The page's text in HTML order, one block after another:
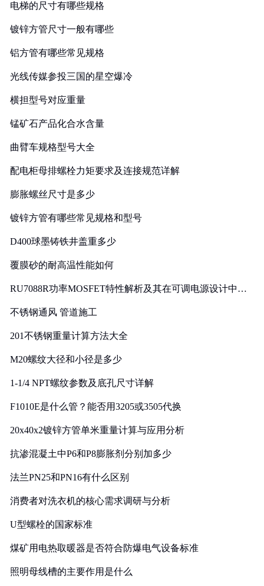
电梯的尺寸有哪些规格
镀锌方管尺寸一般有哪些
铝方管有哪些常见规格
光线传媒参投三国的星空爆冷
横担型号对应重量
锰矿石产品化合水含量
曲臂车规格型号大全
配电柜母排螺栓力矩要求及连接规范详解
膨胀螺丝尺寸是多少
镀锌方管有哪些常见规格和型号
D400球墨铸铁井盖重多少
覆膜砂的耐高温性能如何
RU7088R功率MOSFET特性解析及其在可调电源设计中的
不锈钢通风 管道施工
201不锈钢重量计算方法大全
M20螺纹大径和小径是多少
1-1/4 NPT螺纹参数及底孔尺寸详解
F1010E是什么管？能否用3205或3505代换
20x40x2镀锌方管单米重量计算与应用分析
抗渗混凝土中P6和P8膨胀剂分别加多少
法兰PN25和PN16有什么区别
消费者对洗衣机的核心需求调研与分析
U型螺栓的国家标准
煤矿用电热取暖器是否符合防爆电气设备标准
照明母线槽的主要作用是什么